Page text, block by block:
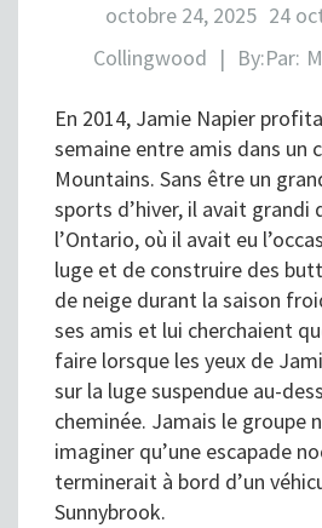
octobre 24, 2025 24
Collingwood | By:Par:
En 2014, Jamie Napier
semaine entre amis dans un
Mountains. Sans être un
sports d’hiver, il avait grandi
l’Ontario, où il avait eu
luge et de construire des
de neige durant la saison
ses amis et lui cherchaient
faire lorsque les yeux de
sur la luge suspendue au-
cheminée. Jamais le groupe
imaginer qu’une escapade
terminerait à bord d’un
Sunnybrook.